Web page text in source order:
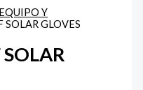
EQUIPO Y
SOLAR GLOVES